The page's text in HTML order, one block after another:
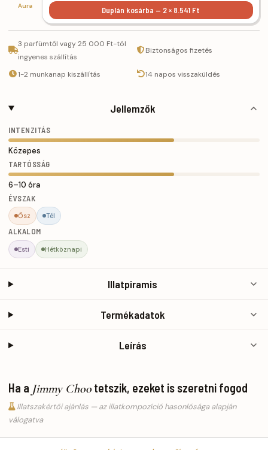
Aura Duplán kosárba — 2 × 8.541 Ft
3 parfümtől vagy 25 000 Ft-tól
ingyenes szállítás
Biztonságos fizetés
1-2 munkanap kiszállítás 14 napos visszaküldés
Jellemzők
INTENZITÁS
Közepes
TARTÓSSÁG
6–10 óra
ÉVSZAK
Ősz Tél
ALKALOM
Esti Hétköznapi
Illatpiramis
Termékadatok
Leírás
Ha a Jimmy Chootetszik, ezeket is szeretni fogod
Illatszakértői ajánlás — az illatkompozíció hasonlósága alapján
válogatva